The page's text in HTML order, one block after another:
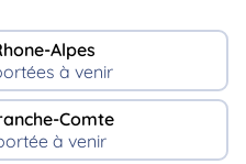
Alpes
à venir
Comte
à venir